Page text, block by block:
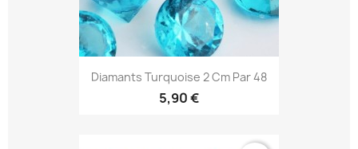
Diamants Turquoise 2 Cm Par 48
5,90 €